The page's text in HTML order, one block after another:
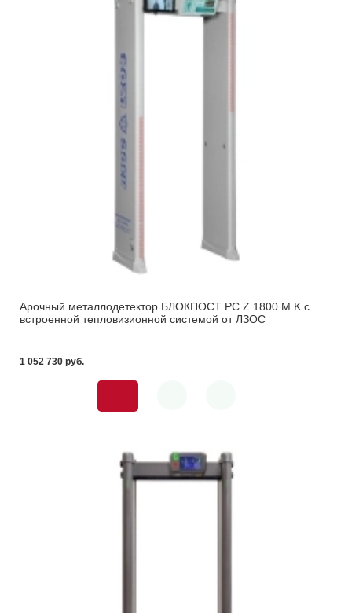
Арочный металлодетектор БЛОКПОСТ PC Z 1800 M K с
встроенной тепловизионной системой от ЛЗОС
1 052 730 pуб.